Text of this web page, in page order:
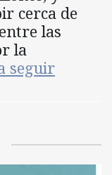
cerca de
las
la
seguir